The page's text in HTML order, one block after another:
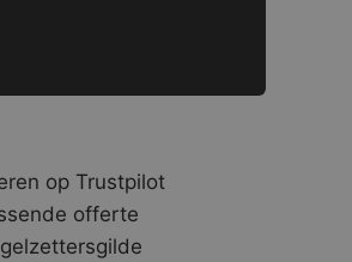
op Trustpilot
offerte